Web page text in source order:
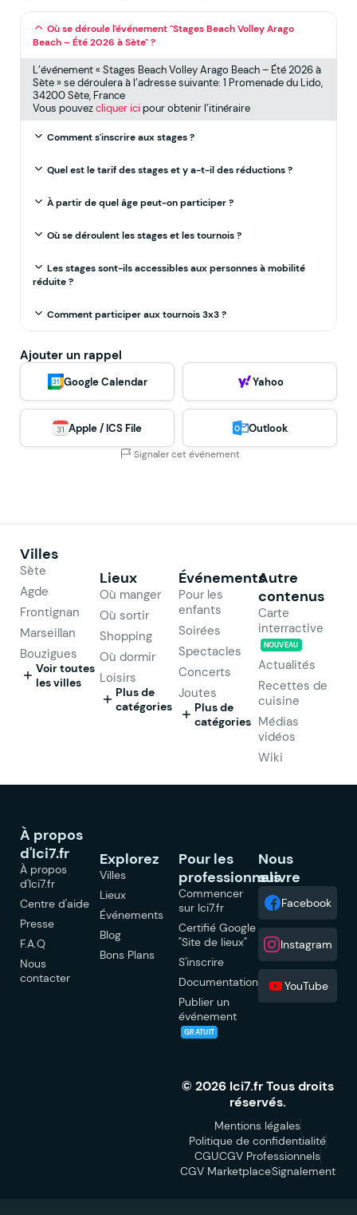
Où se déroule l'événement "Stages Beach Volley Arago
Beach – Été 2026 à Sète" ?
L’événement « Stages Beach Volley Arago Beach – Été 2026 à
Sète » se déroulera à l’adresse suivante: 1 Promenade du Lido,
34200 Sète, France
Vous pouvezcliquer icipour obtenir l’itinéraire
Comment s'inscrire aux stages ?
Quel est le tarif des stages et y a-t-il des réductions ?
À partir de quel âge peut-on participer ?
Où se déroulent les stages et les tournois ?
Les stages sont-ils accessibles aux personnes à mobilité
réduite ?
Comment participer aux tournois 3x3 ?
Ajouter un rappel
Google Calendar Yahoo
Apple / ICS File Outlook
Signaler cet événement
Villes
Sète
Agde
Frontignan
Marseillan
Bouzigues
Voir toutes
les villes
Lieux
Où manger
Où sortir
Shopping
Où dormir
Loisirs
Plus de
catégories
Événements
Pour les
enfants
Soirées
Spectacles
Concerts
Joutes
Plus de
catégories
Autre
contenus
Carte
interractive
NOUVEAU
Actualités
Recettes de
cuisine
Médias
vidéos
Wiki
À propos
d'Ici7.fr
À propos
d'Ici7.fr
Centre d'aide
Presse
F.A.Q
Nous
contacter
Explorez
Villes
Lieux
Événements
Blog
Bons Plans
Pour les
professionnels
Commencer
sur Ici7.fr
Certifié Google
"Site de lieux"
S'inscrire
Documentation
Publier un
événement
GRATUIT
Nous
suivre
Facebook
Instagram
YouTube
© 2026 Ici7.fr Tous droits
réservés.
Mentions légales
Politique de confidentialité
CGUCGV Professionnels
CGV MarketplaceSignalement